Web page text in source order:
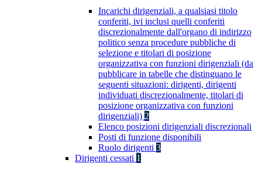
Incarichi dirigenziali, a qualsiasi titolo
conferiti, ivi inclusi quelli conferiti
discrezionalmente dall'organo di indirizzo
politico senza procedure pubbliche di
selezione e titolari di posizione
organizzativa con funzioni dirigenziali (da
pubblicare in tabelle che distinguano le
seguenti situazioni: dirigenti, dirigenti
individuati discrezionalmente, titolari di
posizione organizzativa con funzioni
dirigenziali) 2
Elenco posizioni dirigenziali discrezionali
Posti di funzione disponibili
Ruolo dirigenti 3
Dirigenti cessati 1